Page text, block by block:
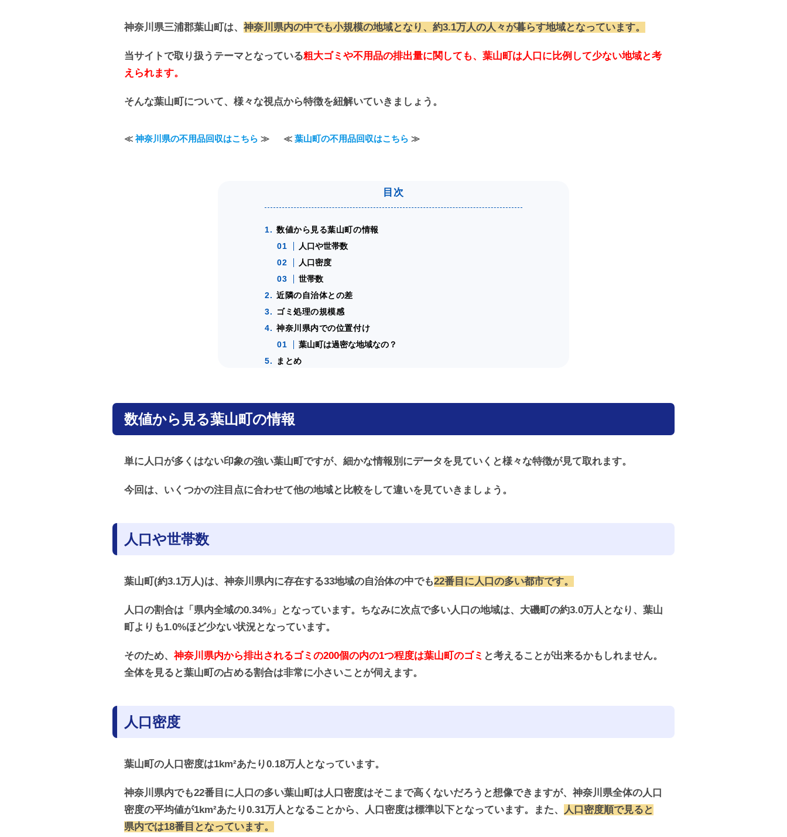
神奈川県三浦郡葉山町は、 神奈川県内の中でも小規模の地域となり、約3.1万人の人々が暮らす地域となっています。
当サイトで取り扱うテーマとなっている粗大ゴミや不用品の排出量に関しても、葉山町は人口に比例して少ない地域と考
えられます。
そんな葉山町について、様々な視点から特徴を紐解いていきましょう。
≪ 神奈川県の不用品回収はこちら ≫ ≪ 葉山町の不用品回収はこちら ≫
数値から見る葉山町の情報
人口や世帯数
人口密度
世帯数
近隣の自治体との差
ゴミ処理の規模感
神奈川県内での位置付け
葉山町は過密な地域なの？
まとめ
数値から見る葉山町の情報
単に人口が多くはない印象の強い葉山町ですが、細かな情報別にデータを見ていくと様々な特徴が見て取れます。
今回は、いくつかの注目点に合わせて他の地域と比較をして違いを見ていきましょう。
人口や世帯数
葉山町(約3.1万人)は、神奈川県内に存在する33地域の自治体の中でも22番目に人口の多い都市です。
人口の割合は「県内全域の0.34%」となっています。ちなみに次点で多い人口の地域は、大磯町の約3.0万人となり、葉山
町よりも1.0%ほど少ない状況となっています。
そのため、神奈川県内から排出されるゴミの200個の内の1つ程度は葉山町のゴミ と考えることが出来るかもしれません。
全体を見ると葉山町の占める割合は非常に小さいことが伺えます。
人口密度
葉山町の人口密度は1km²あたり0.18万人となっています。
神奈川県内でも22番目に人口の多い葉山町は人口密度はそこまで高くないだろうと想像できますが、神奈川県全体の人口
密度の平均値が1km²あたり0.31万人となることから、人口密度は標準以下となっています。また、
人口密度順で見ると
県内では18番目となっています。